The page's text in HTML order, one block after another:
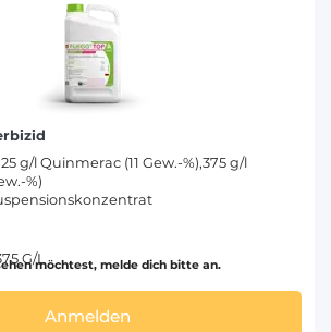
g/l Quinmerac (11 Gew.-%),375 g/l
%)
G/Lmöchtest, melde dich bitte an.
Anmelden